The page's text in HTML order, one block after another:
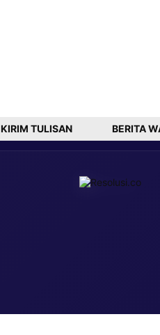
KIRIM TULISAN BERITA